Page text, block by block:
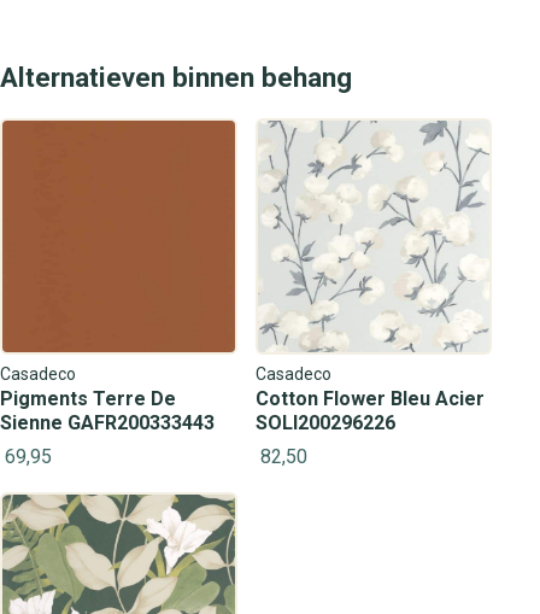
Alternatieven binnen behang
Casadeco
Pigments Terre De
Sienne GAFR200333443
69,95
Casadeco
Cotton Flower Bleu Acier
SOLI200296226
82,50